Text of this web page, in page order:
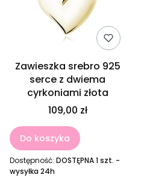
Zawieszka srebro 925
serce z dwiema
cyrkoniami złota
109,00 zł
Do koszyka
Dostępność: DOSTĘPNA 1 szt. -
wysyłka 24h